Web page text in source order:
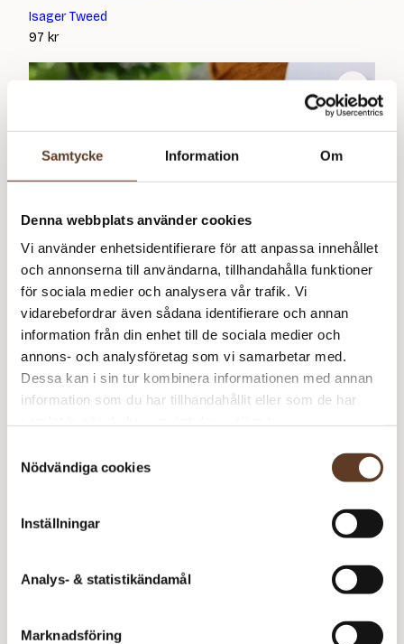
Samtycke Information Om
Denna webbplats använder cookies
Vi använder enhetsidentifierare för att anpassa innehållet
och annonserna till användarna, tillhandahålla funktioner
för sociala medier och analysera vår trafik. Vi
vidarebefordrar även sådana identifierare och annan
information från din enhet till de sociala medier och
annons- och analysföretag som vi samarbetar med.
Dessa kan i sin tur kombinera informationen med annan
information som du har tillhandahållit eller som de har
Nödvändiga cookies
Inställningar
Analys- & statistikändamål
Marknadsföring
Isager Tweed
97 kr
67 kr – 85 krPrisintervall: